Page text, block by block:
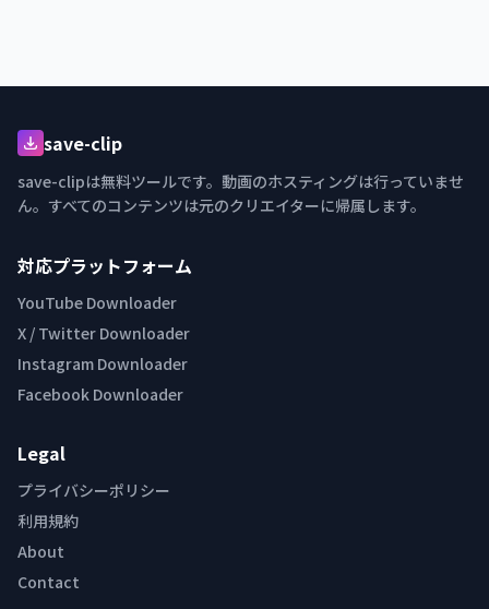
save-clip
save-clipは無料ツールです。動画のホスティングは行っていませ
ん。すべてのコンテンツは元のクリエイターに帰属します。
対応プラットフォーム
YouTube Downloader
X / Twitter Downloader
Instagram Downloader
Facebook Downloader
Legal
プライバシーポリシー
利用規約
About
Contact